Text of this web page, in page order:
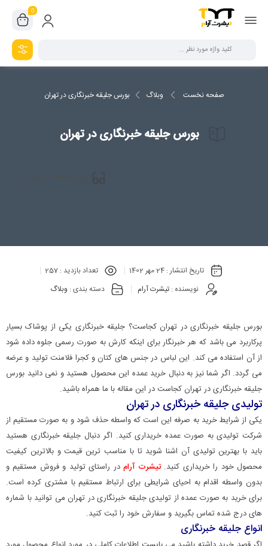
0
صفحه نخست وبلاگ بورس جلیقه خبرنگاری در تهران
بورس جلیقه خبرنگاری در تهران
تاریخ انتشار : 24 مهر 1402 تعداد بازدید : 257
نویسنده : تیشرت آرام دسته بندی : وبلاگ
بورس جلیقه خبرنگاری در تهران کجاست؟ جلیقه خبرنگاری یکی از پوشاک بسیار
پرکاربرد می باشد که هر خبرنگار برای اینکه کارش به صورت رسمی جلوه داده شود
از آن استفاده می کند. این لباس در جنس های کتان و کجرا فلامنت تولید و عرضه
می گردد. اگر شما نیز به دنبال خرید عمده این محصول هستید و نمی دانید بورس
جلیقه خبرنگاری در تهران کجاست در این مقاله با ما همراه باشید.
تولیدی جلیقه خبرنگاری در تهران
یکی از شرایط خرید به صرفه این است که واسطه حذف شود و به صورت مستقیم از
شرکت تولیدی به صورت عمده خریداری کنید. اگر دنبال جلیقه خبرنگاری هستید
باید با بهترین تولیدی آن اشنا شوید تا با مناسب ترین قیمت و بالاترین کیفیت
محصول خود را خریداری کنید. تیشرت آرامدر راستای تولید و فروش مستقیم و
بدون واسطه اقدام به احیای شرایطی برای ارتباط مستقیم با مشتری کرده است.
برای خرید به صورت عمده از تولیدی جلیقه خبرنگاری در تهران می توانید با شماره
های درج شده تماس بگیرید و سفارش خود را ثبت کنید.
انواع جلیقه خبرنگاری